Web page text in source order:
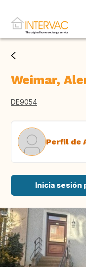
Weimar,
DE9054
Perfil de
Inicia sesión